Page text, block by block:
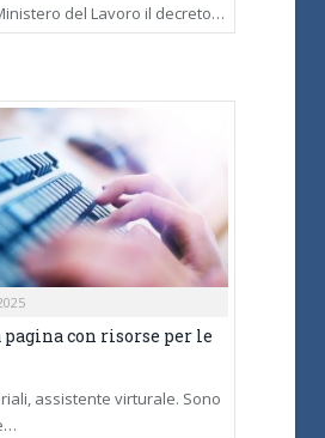
del Lavoro il decreto…
pagina con risorse per le
assistente virturale. Sono